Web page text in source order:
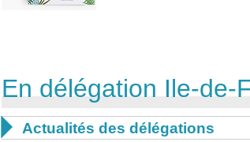
En délégation Ile-de-
 Actualités des délégations